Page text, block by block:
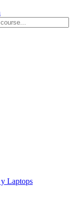
Laptops